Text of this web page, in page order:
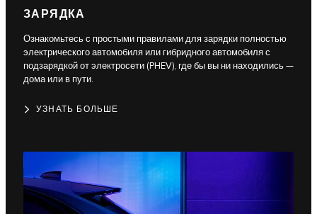
ЗАРЯДКА
Ознакомьтесь с простыми правилами для зарядки полностью
электрического автомобиля или гибридного автомобиля с
подзарядкой от электросети (PHEV), где бы вы ни находились —
дома или в пути.
УЗНАТЬ БОЛЬШЕ